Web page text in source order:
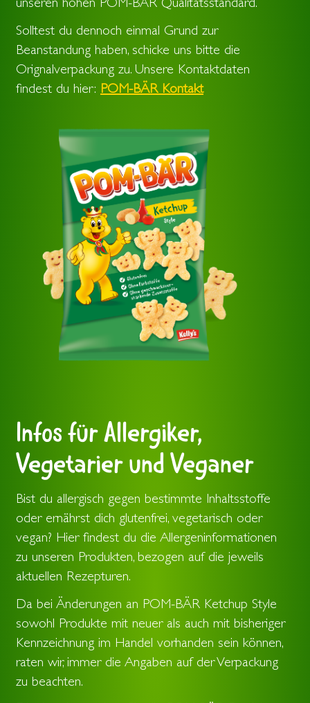
unseren hohen POM-BÄR Qualitätsstandard.
Solltest du dennoch einmal Grund zur
Beanstandung haben, schicke uns bitte die
Orignalverpackung zu. Unsere Kontaktdaten
findest du hier: POM-BÄR Kontakt
Infos für Allergiker,
Vegetarier und Veganer
Bist du allergisch gegen bestimmte Inhaltsstoffe
oder ernährst dich glutenfrei, vegetarisch oder
vegan? Hier findest du die Allergeninformationen
zu unseren Produkten, bezogen auf die jeweils
aktuellen Rezepturen.
Da bei Änderungen an POM-BÄR Ketchup Style
sowohl Produkte mit neuer als auch mit bisheriger
Kennzeichnung im Handel vorhanden sein können,
raten wir, immer die Angaben auf der Verpackung
zu beachten.